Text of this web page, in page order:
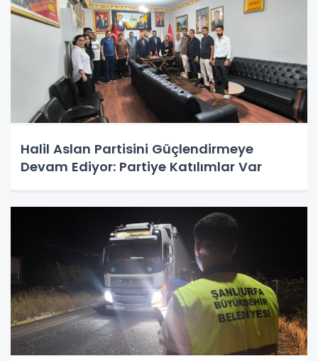
Halil Aslan Partisini Güçlendirmeye
Devam Ediyor: Partiye Katılımlar Var